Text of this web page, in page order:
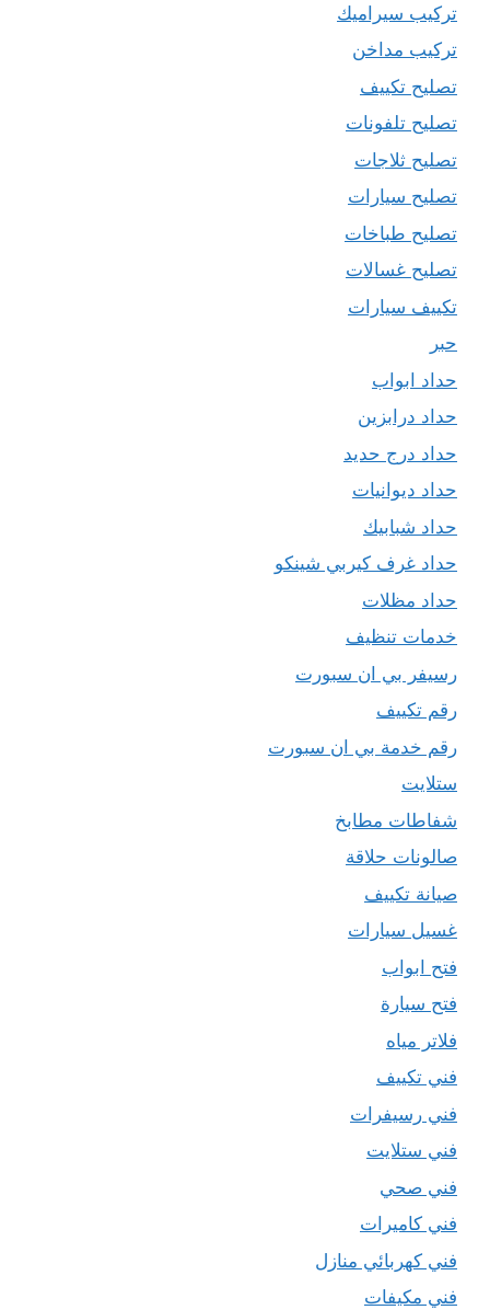
تركيب سيراميك
تركيب مداخن
تصليح تكييف
تصليح تلفونات
تصليح ثلاجات
تصليح سيارات
تصليح طباخات
تصليح غسالات
تكييف سيارات
حبر
حداد ابواب
حداد درابزين
حداد درج حديد
حداد ديوانيات
حداد شبابيك
حداد غرف كيربي شينكو
حداد مظلات
خدمات تنظيف
رسيفر بي ان سبورت
رقم تكييف
رقم خدمة بي ان سبورت
ستلايت
شفاطات مطابخ
صالونات حلاقة
صيانة تكييف
غسيل سيارات
فتح ابواب
فتح سيارة
فلاتر مياه
فني تكييف
فني رسيفرات
فني ستلايت
فني صحي
فني كاميرات
فني كهربائي منازل
فني مكيفات